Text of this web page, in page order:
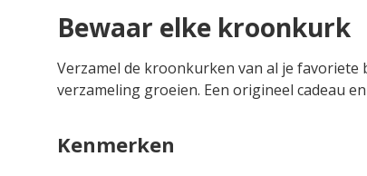
Bewaar elke kroonkurk
Verzamel de kroonkurken van al je favoriete
verzameling groeien. Een origineel cadeau
Kenmerken